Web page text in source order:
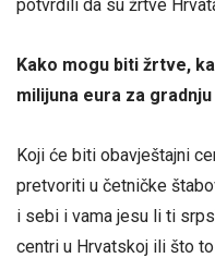
potvrdili da su žrtve
Kako mogu biti žrtve,
milijuna eura za
Koji će biti obavještajni
pretvoriti u četničke
i sebi i vama jesu li ti
centri u Hrvatskoj ili što